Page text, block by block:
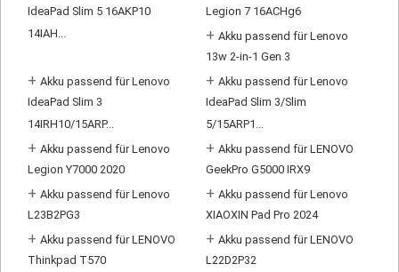
IdeaPad Slim 5 16AKP10
14IAH...
Legion 7 16ACHg6
+ Akku passend für Lenovo
13w 2-in-1 Gen 3
+ Akku passend für Lenovo
IdeaPad Slim 3
14IRH10/15ARP...
+ Akku passend für Lenovo
IdeaPad Slim 3/Slim
5/15ARP1...
+ Akku passend für Lenovo
Legion Y7000 2020
+ Akku passend für LENOVO
GeekPro G5000 IRX9
+ Akku passend für Lenovo
L23B2PG3
+ Akku passend für Lenovo
XIAOXIN Pad Pro 2024
+ Akku passend für LENOVO
Thinkpad T570
+ Akku passend für LENOVO
L22D2P32